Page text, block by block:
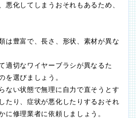
悪化してしまうおそれもあるため、
は豊富で、長さ、形状、素材が異な
適切なワイヤーブラシが異なるた
を選びましょう。
ない状態で無理に自力で直そうとす
たり、症状が悪化したりするおそれ
に修理業者に依頼しましょう。